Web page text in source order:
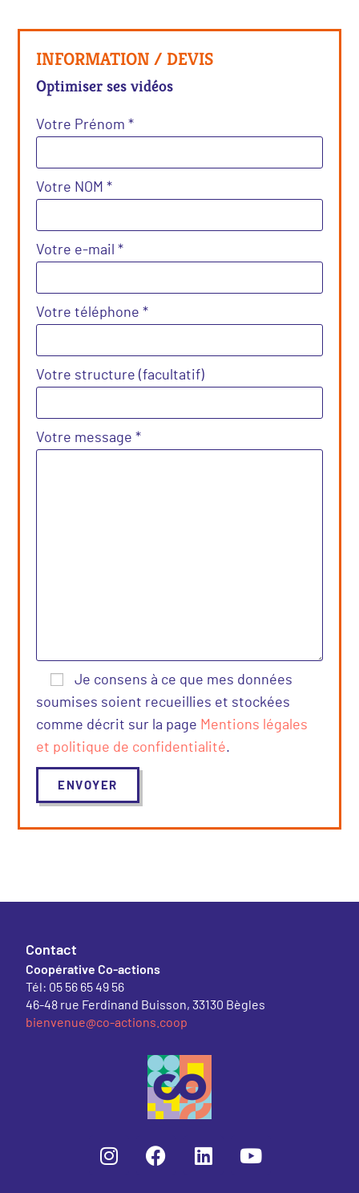
INFORMATION / DEVIS
Optimiser ses vidéos
Votre Prénom *
Votre NOM *
Votre e-mail *
Votre téléphone *
Votre structure (facultatif)
Votre message *
Je consens à ce que mes données
soumises soient recueillies et stockées
comme décrit sur la page Mentions légales
et politique de confidentialité.
Contact
Coopérative Co-actions
Tél: 05 56 65 49 56
46-48 rue Ferdinand Buisson, 33130 Bègles
bienvenue@co-actions.coop